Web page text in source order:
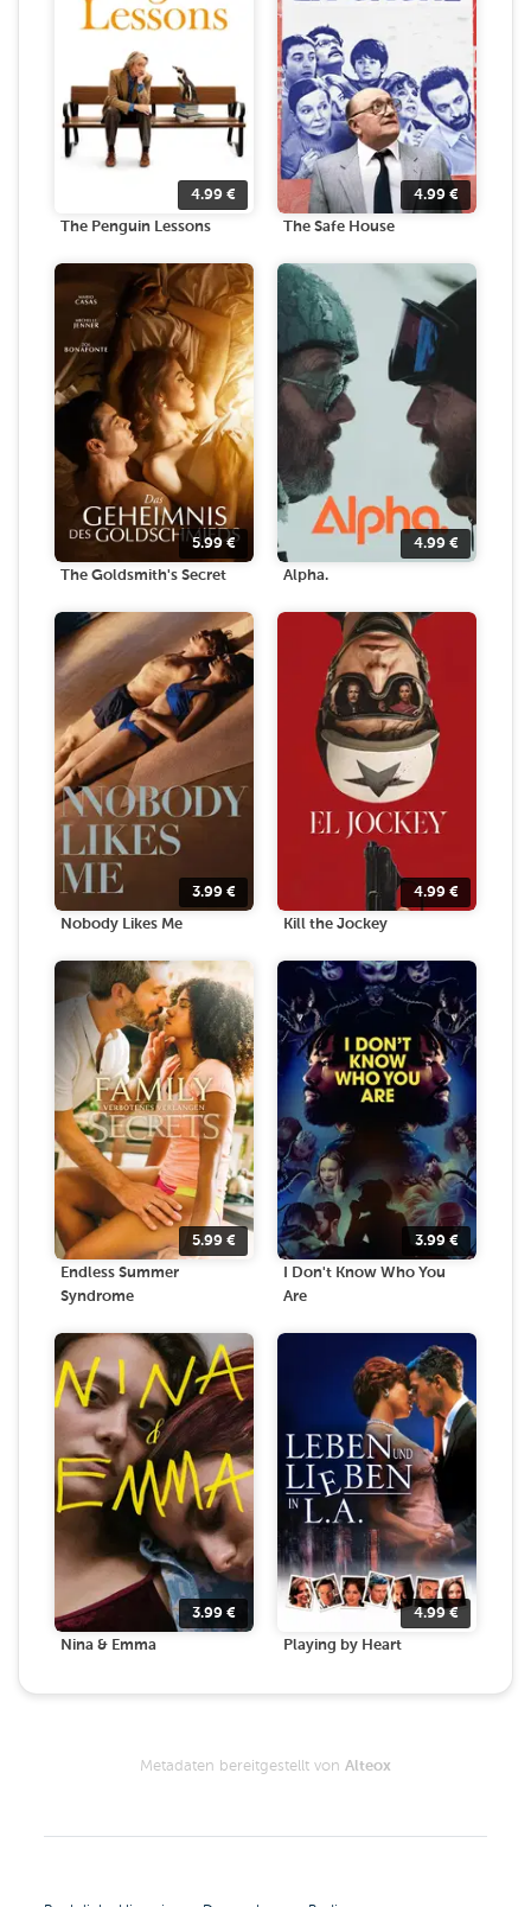
4.99 €
The Penguin Lessons
4.99 €
The Safe House
5.99€
The Goldsmith's Secret
4.99 €
Alpha.
3.99 €
Nobody Likes Me
4.99 €
Kill the Jockey
5.99 €
Endless Summer
Syndrome
3.99 €
I Don't Know Who You
Are
3.99 €
Nina & Emma
4.99€
Playing by Heart
Metadaten bereitgestellt von Alteox